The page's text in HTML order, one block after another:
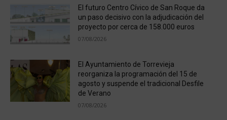
El futuro Centro Cívico de San Roque da
un paso decisivo con la adjudicación del
proyecto por cerca de 158.000 euros
07/08/2026
El Ayuntamiento de Torrevieja
reorganiza la programación del 15 de
agosto y suspende el tradicional Desfile
de Verano
07/08/2026